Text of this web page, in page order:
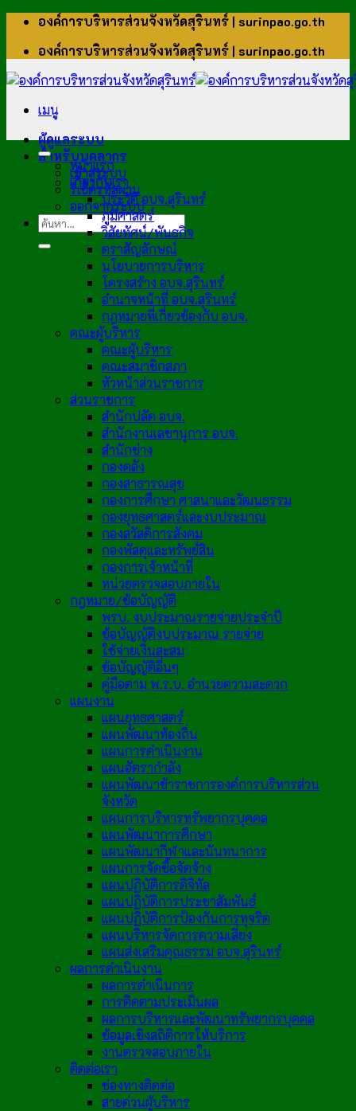
ข้าม
เนื้อหา
องค์การบริหารส่วนจังหวัดสุรินทร์ | surinpao.go.th
องค์การบริหารส่วนจังหวัดสุรินทร์ | surinpao.go.th
เมนู
ผู้ดูแลระบบ
สำหรับบุคลากร
เข้าสู่ระบบ
รีเซ็ตรหัสผ่าน
ออกจากระบบ
หน้าแรก
เกี่ยวกับเรา
ประวัติ อบจ.สุรินทร์
ภูมิศาสตร์
วิสัยทัศน์/พันธกิจ
ตราสัญลักษณ์
นโยบายการบริหาร
โครงสร้าง อบจ.สุรินทร์
อำนาจหน้าที่ อบจ.สุรินทร์
กฎหมายที่เกี่ยวข้องกับ อบจ.
คณะผู้บริหาร
คณะผู้บริหาร
คณะสมาชิกสภา
หัวหน้าส่วนราชการ
ส่วนราชการ
สำนักปลัด อบจ.
สำนักงานเลขานุการ อบจ.
สำนักช่าง
กองคลัง
กองสาธารณสุข
กองการศึกษา ศาสนาและวัฒนธรรม
กองยุทธศาสตร์และงบประมาณ
กองสวัสดิการสังคม
กองพัสดุและทรัพย์สิน
กองการเจ้าหน้าที่
หน่วยตรวจสอบภายใน
กฎหมาย/ข้อบัญญัติ
พรบ. งบประมาณรายจ่ายประจำปี
ข้อบัญญัติงบประมาณ รายจ่าย
ใช้จ่ายเงินสะสม
ข้อบัญญัติอื่นๆ
คู่มือตาม พ.ร.บ. อำนวยความสะดวก
แผนงาน
แผนยุทธศาสตร์
แผนพัฒนาท้องถิ่น
แผนการดำเนินงาน
แผนอัตรากำลัง
แผนพัฒนาข้าราชการองค์การบริหารส่วน
จังหวัด
แผนการบริหารทรัพยากรบุคคล
แผนพัฒนาการศึกษา
แผนพัฒนากีฬาและนันทนาการ
แผนการจัดซื้อจัดจ้าง
แผนปฏิบัติการดิจิทัล
แผนปฏิบัติการประชาสัมพันธ์
แผนปฏิบัติการป้องกันการทุจริต
แผนบริหารจัดการความเสี่ยง
แผนส่งเสริมคุณธรรม อบจ.สุรินทร์
ผลการดำเนินงาน
ผลการดำเนินการ
การติดตามประเมินผล
ผลการบริหารและพัฒนาทรัพยากรบุคคล
ข้อมูลเชิงสถิติการให้บริการ
งานตรวจสอบภายใน
ติดต่อเรา
ช่องทางติดต่อ
สายด่วนผู้บริหาร